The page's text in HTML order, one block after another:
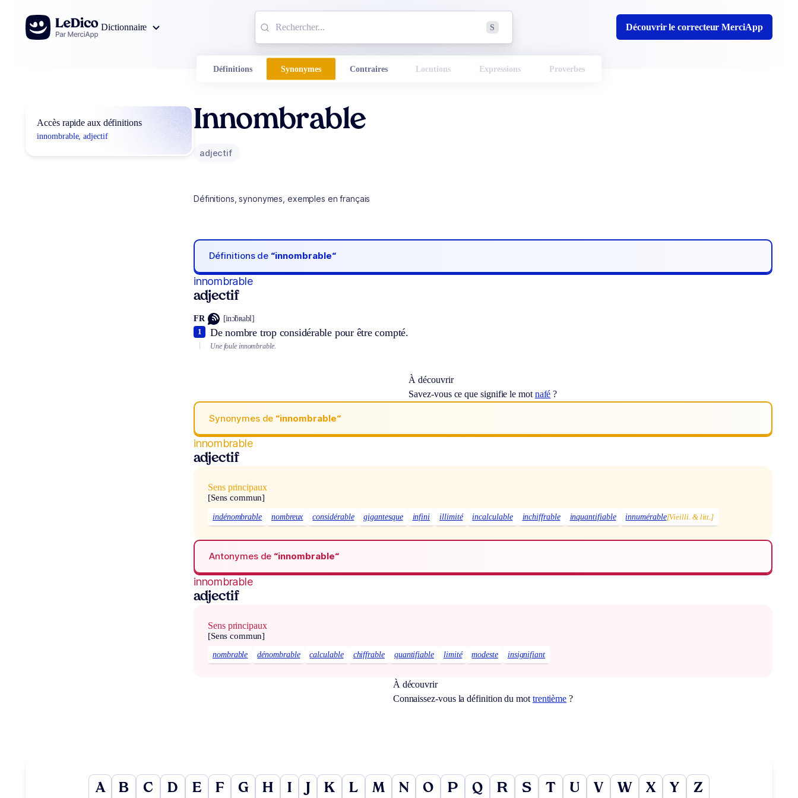
Aller au contenu
Dictionnaire
S Découvrir le correcteur MerciApp
Définitions Synonymes Contraires Locutions Expressions Proverbes
Accès rapide aux définitions
innombrable, adjectif
Innombrable
adjectif
Définitions, synonymes, exemples en français
Définitions de “innombrable“
innombrable
adjectif
FR [inɔ̃bʀabl]
De nombre trop considérable pour être compté.
1
Une foule innombrable.
À découvrir
Savez-vous ce que signifie le mot nafé ?
Synonymes de “innombrable“
innombrable
adjectif
Sens principaux
[Sens commun]
indénombrable nombreux considérable gigantesque infini illimité incalculable inchiffrable inquantifiable innumérable[Vieilli. & litt.]
Antonymes de “innombrable“
innombrable
adjectif
Sens principaux
[Sens commun]
nombrable dénombrable calculable chiffrable quantifiable limité modeste insignifiant
À découvrir
Connaissez-vous la définition du mot trentième ?
A B C D E F G H I J K L M N O P Q R S T U V W X Y Z